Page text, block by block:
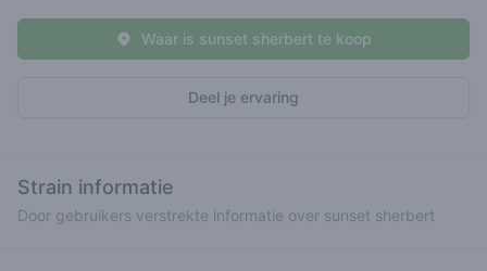
Deel je ervaring
Waar is sunset sherbert te koop
Strain informatie
Door gebruikers verstrekte informatie over sunset sherbert